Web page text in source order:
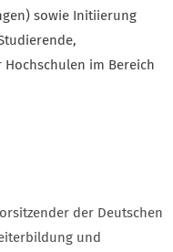
sowie Initiierung
im Bereich
der Deutschen
und